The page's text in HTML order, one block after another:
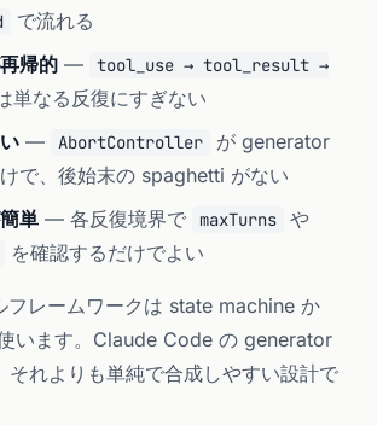
で流れる
帰的 —
tool_use → tool_result →
単なる反復にすぎない
— AbortController
が generator
で、後始末の spaghetti がない
単 — 各反復境界で maxTurns や
を確認するだけでよい
フレームワークは state machine か
います。Claude Code の generator
それよりも単純で合成しやすい設計で